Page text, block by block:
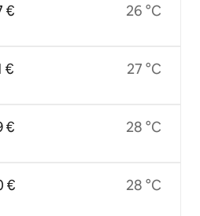
€
€
€
€
26 °C
27 °C
28 °C
28 °C